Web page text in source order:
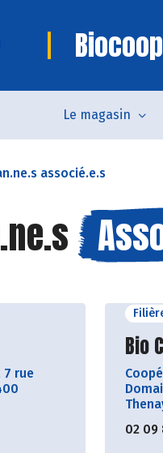
Le magasin
associé.e.s
7 rue
Bio
02 09